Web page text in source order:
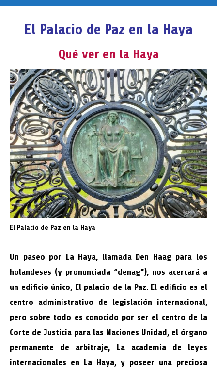
El Palacio de Paz en la Haya
Qué ver en la Haya
El Palacio de Paz en la Haya
Un paseo por La Haya, llamada Den Haag para los
holandeses (y pronunciada “denag”), nos acercará a
un edificio único, El palacio de la Paz. El edificio es el
centro administrativo de legislación internacional,
pero sobre todo es conocido por ser el centro de la
Corte de Justicia para las Naciones Unidad, el órgano
permanente de arbitraje, La academia de leyes
internacionales en La Haya, y poseer una preciosa